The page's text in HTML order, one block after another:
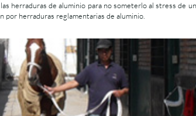
herraduras de aluminio para no someterlo al stress de
por herraduras reglamentarias de aluminio.